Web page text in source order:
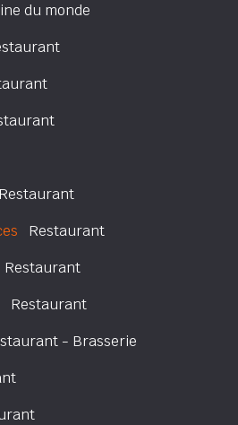
du monde
Restaurant
Restaurant
Restaurant
- Brasserie